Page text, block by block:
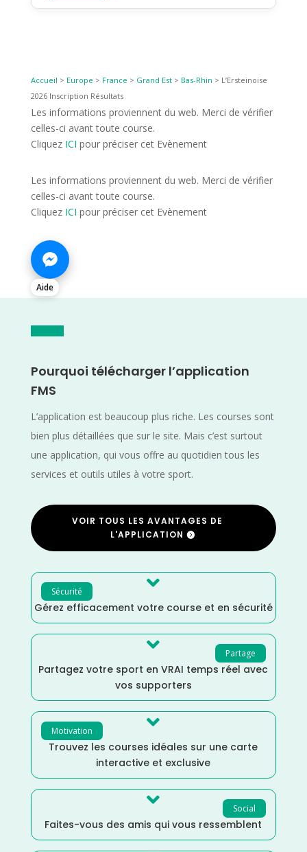
Accueil > Europe > France > Grand Est> Bas-Rhin > L’Ersteinoise
2026 Inscription Résultats
Les informations proviennent du web. Merci de vérifier
celles-ci avant toute course.
Cliquez ICI pour préciser cet Evènement
Les informations proviennent du web. Merci de vérifier
celles-ci avant toute course.
Cliquez ICI pour préciser cet Evènement
Aide
Pourquoi télécharger l’application
FMS
L’application est beaucoup plus riche. Les courses sont
bien plus détaillées que sur le site. Mais c’est surtout
une application, qui vous offre au quotidien tous les
services et outils utiles à votre sport.
VOIR TOUS LES AVANTAGES DE
L'APPLICATION
Sécurité 
Gérez efficacement votre course et en sécurité
Partage

Partagez votre sport en VRAI temps réel avec
vos supporters
Motivation 
Trouvez les courses idéales sur une carte
interactive et exclusive
Social

Faites-vous des amis qui vous ressemblent